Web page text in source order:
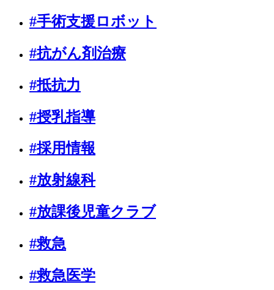
#手術支援ロボット
#抗がん剤治療
#抵抗力
#授乳指導
#採用情報
#放射線科
#放課後児童クラブ
#救急
#救急医学